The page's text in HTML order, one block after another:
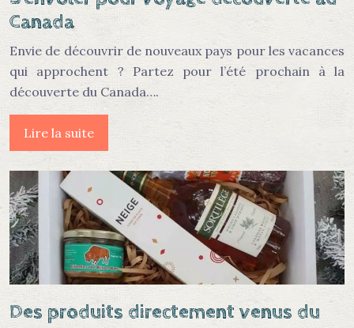
Canada
Envie de découvrir de nouveaux pays pour les vacances
qui approchent ? Partez pour l’été prochain à la
découverte du Canada….
Lire la suite
Des produits directement venus du